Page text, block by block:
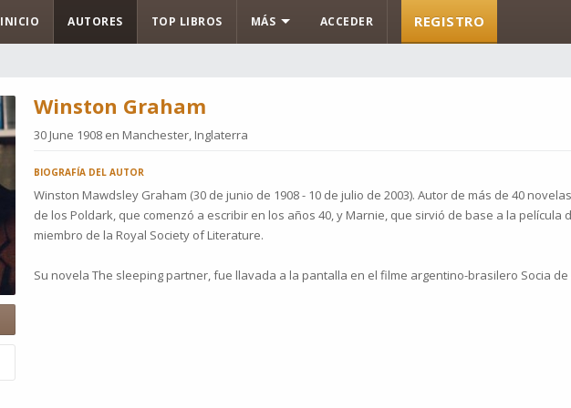
INICIO AUTORES TOP LIBROS MÁS ACCEDER REGISTRO
Winston Graham
30 June 1908 en Manchester, Inglaterra
BIOGRAFÍA DEL AUTOR
Winston Mawdsley Graham (30 de junio de 1908 - 10 de julio de 2003). Autor de más de 40
de los Poldark, que comenzó a escribir en los años 40, y Marnie, que sirvió de base a la película
miembro de la Royal Society of Literature.
Su novela The sleeping partner, fue llavada a la pantalla en el filme argentino-brasilero Socia de